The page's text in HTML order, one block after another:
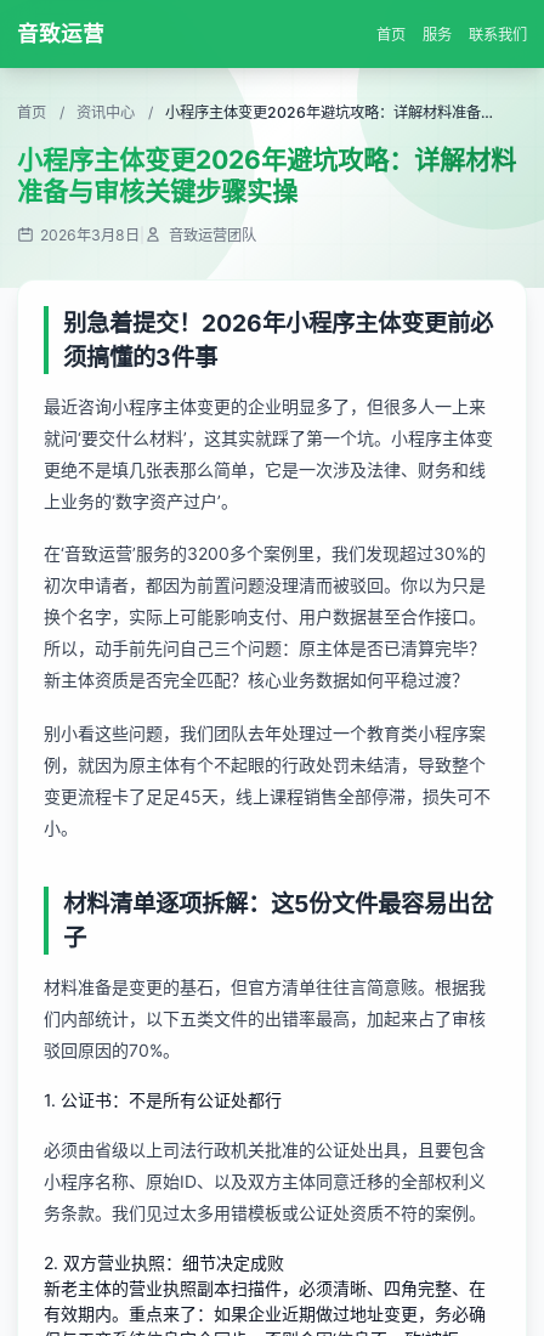
音致运营 首页 服务 联系我们
首页 / 资讯中心 / 小程序主体变更2026年避坑攻略：详解材料准备与审核关键步骤实操
小程序主体变更2026年避坑攻略：详解材料
准备与审核关键步骤实操
2026年3月8日 音致运营团队
别急着提交！2026年小程序主体变更前必
须搞懂的3件事
最近咨询小程序主体变更的企业明显多了，但很多人一上来
就问‘要交什么材料’，这其实就踩了第一个坑。小程序主体变
更绝不是填几张表那么简单，它是一次涉及法律、财务和线
上业务的‘数字资产过户’。
在‘音致运营’服务的3200多个案例里，我们发现超过30%的
初次申请者，都因为前置问题没理清而被驳回。你以为只是
换个名字，实际上可能影响支付、用户数据甚至合作接口。
所以，动手前先问自己三个问题：原主体是否已清算完毕？
新主体资质是否完全匹配？核心业务数据如何平稳过渡？
别小看这些问题，我们团队去年处理过一个教育类小程序案
例，就因为原主体有个不起眼的行政处罚未结清，导致整个
变更流程卡了足足45天，线上课程销售全部停滞，损失可不
小。
材料清单逐项拆解：这5份文件最容易出岔
子
材料准备是变更的基石，但官方清单往往言简意赅。根据我
们内部统计，以下五类文件的出错率最高，加起来占了审核
驳回原因的70%。
1. 公证书：不是所有公证处都行
必须由省级以上司法行政机关批准的公证处出具，且要包含
小程序名称、原始ID、以及双方主体同意迁移的全部权利义
务条款。我们见过太多用错模板或公证处资质不符的案例。
2. 双方营业执照：细节决定成败
新老主体的营业执照副本扫描件，必须清晰、四角完整、在
有效期内。重点来了：如果企业近期做过地址变更，务必确